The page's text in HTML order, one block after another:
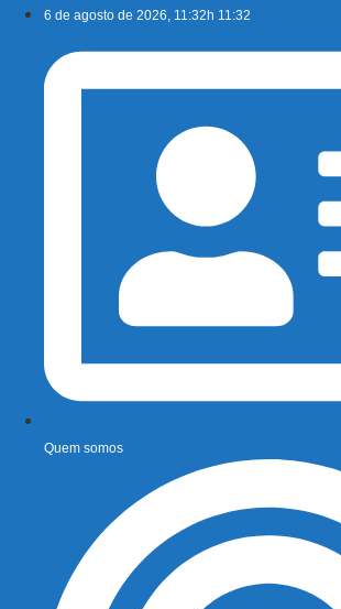
conteúdo
6 de agosto de 2026, 11:32h 11:32
Quem somos